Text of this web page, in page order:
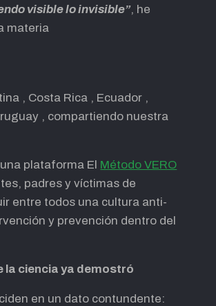
visible lo invisible”, he
materia
, Costa Rica , Ecuador ,
, compartiendo nuestra
plataforma El Método VERO
padres y víctimas de
entre todos una cultura anti-
y prevención dentro del
la ciencia ya demostró
en un dato contundente: